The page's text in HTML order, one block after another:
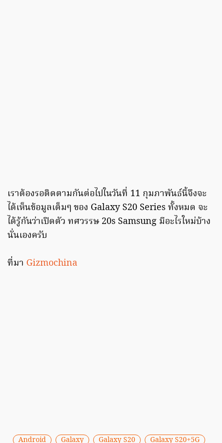
เราต้องรอติดตามกันต่อไปในวันที่ 11 กุมภาพันธ์นี้จึงจะ
ได้เห็นข้อมูลเต็มๆ ของ Galaxy S20 Series ทั้งหมด จะ
ได้รู้กันว่าเปิดตัว ทศวรรษ 20s Samsung มีอะไรใหม่บ้าง
นั่นเองครับ
ที่มา Gizmochina
Android Galaxy Galaxy S20 Galaxy S20+5G